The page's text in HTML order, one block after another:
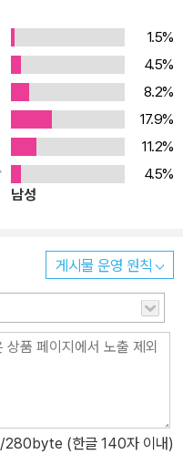
1.5%
4.5%
8.2%
17.9%
11.2%
4.5%
남성
게시물 운영 원칙
/280byte (한글 140자 이내)